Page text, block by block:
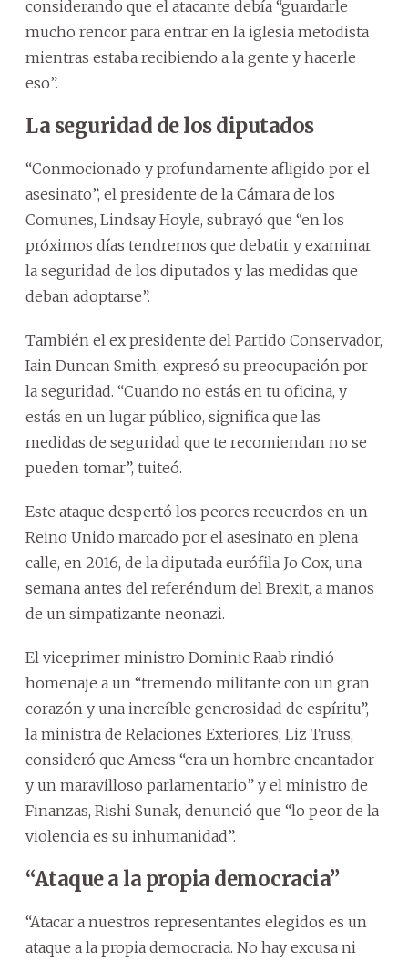
considerando que el atacante debía “guardarle
mucho rencor para entrar en la iglesia metodista
mientras estaba recibiendo a la gente y hacerle
eso”.
La seguridad de los diputados
“Conmocionado y profundamente afligido por el
asesinato”, el presidente de la Cámara de los
Comunes, Lindsay Hoyle, subrayó que “en los
próximos días tendremos que debatir y examinar
la seguridad de los diputados y las medidas que
deban adoptarse”.
También el ex presidente del Partido Conservador,
Iain Duncan Smith, expresó su preocupación por
la seguridad. “Cuando no estás en tu oficina, y
estás en un lugar público, significa que las
medidas de seguridad que te recomiendan no se
pueden tomar”, tuiteó.
Este ataque despertó los peores recuerdos en un
Reino Unido marcado por el asesinato en plena
calle, en 2016, de la diputada eurófila Jo Cox, una
semana antes del referéndum del Brexit, a manos
de un simpatizante neonazi.
El viceprimer ministro Dominic Raab rindió
homenaje a un “tremendo militante con un gran
corazón y una increíble generosidad de espíritu”,
la ministra de Relaciones Exteriores, Liz Truss,
consideró que Amess “era un hombre encantador
y un maravilloso parlamentario” y el ministro de
Finanzas, Rishi Sunak, denunció que “lo peor de la
violencia es su inhumanidad”.
“Ataque a la propia democracia”
“Atacar a nuestros representantes elegidos es un
ataque a la propia democracia. No hay excusa ni